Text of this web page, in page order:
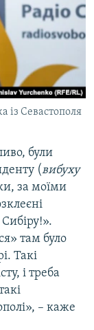
із Севастополя
були
(вибуху
за моїми
там було
Такі
і треба
– каже